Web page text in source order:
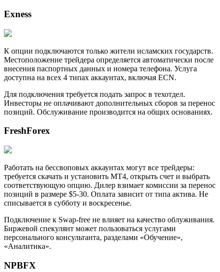
Exness
К опции подключаются только жители исламских государств.
Местоположение трейдера определяется автоматически после
внесения паспортных данных и номера телефона. Услуга
доступна на всех 4 типах аккаунтах, включая ECN.
Для подключения требуется подать запрос в техотдел.
Инвесторы не оплачивают дополнительных сборов за перенос
позиций. Обслуживание производится на общих основаниях.
FreshForex
Работать на бессвоповых аккаунтах могут все трейдеры:
требуется скачать и установить МТ4, открыть счет и выбрать
соответствующую опцию. Дилер взимает комиссии за перенос
позиций в размере $5-30. Оплата зависит от типа актива. Не
списывается в субботу и воскресенье.
Подключение к Swap-free не влияет на качество облуживания.
Биржевой спекулянт может пользоваться услугами
персонального консультанта, разделами «Обучение»,
«Аналитика».
NPBFX